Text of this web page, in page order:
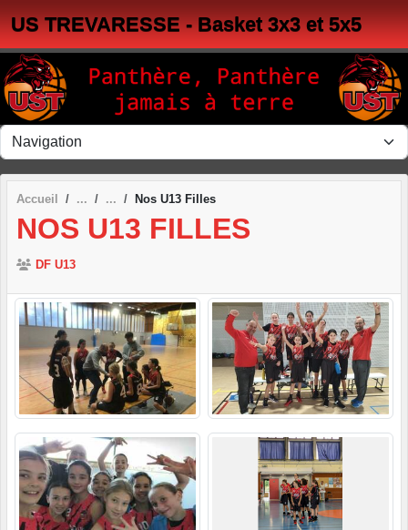
US TREVARESSE - Basket 3x3 et 5x5
Accueil Nos U13 Filles
NOS U13 FILLES
DF U13